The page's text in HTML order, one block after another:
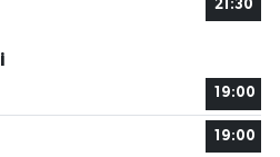
21:30
19:00
19:00